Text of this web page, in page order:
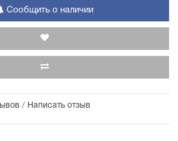
Сообщить о наличии
/ Написать отзыв